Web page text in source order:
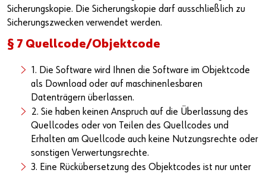
Sicherungskopie. Die Sicherungskopie darf ausschließlich zu
Sicherungszwecken verwendet werden.
§ 7 Quellcode/Objektcode
1. Die Software wird Ihnen die Software im Objektcode
als Download oder auf maschinenlesbaren
Datenträgern überlassen.
2. Sie haben keinen Anspruch auf die Überlassung des
Quellcodes oder von Teilen des Quellcodes und
Erhalten am Quellcode auch keine Nutzungsrechte oder
sonstigen Verwertungsrechte.
3. Eine Rückübersetzung des Objektcodes ist nur unter